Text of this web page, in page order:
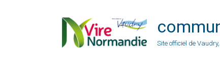
Site officiel de